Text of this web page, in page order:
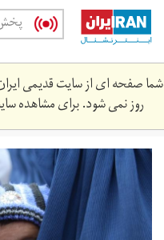
Skip
main
content
شما صفحه ای از سایت قدیمی
روز نمی شود. برای مشاهده
05-